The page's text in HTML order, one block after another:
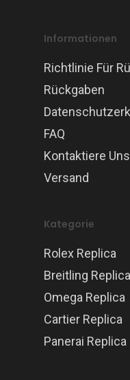
Informationen
Richtlinie Für
Rückgaben
FAQ
Kontaktiere Uns
Versand
Kategorie
Rolex Replica
Breitling Replica
Omega Replica
Cartier Replica
Panerai Replica